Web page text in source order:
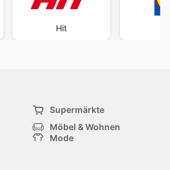
Hit
Supermärkte
Möbel & Wohnen
Mode